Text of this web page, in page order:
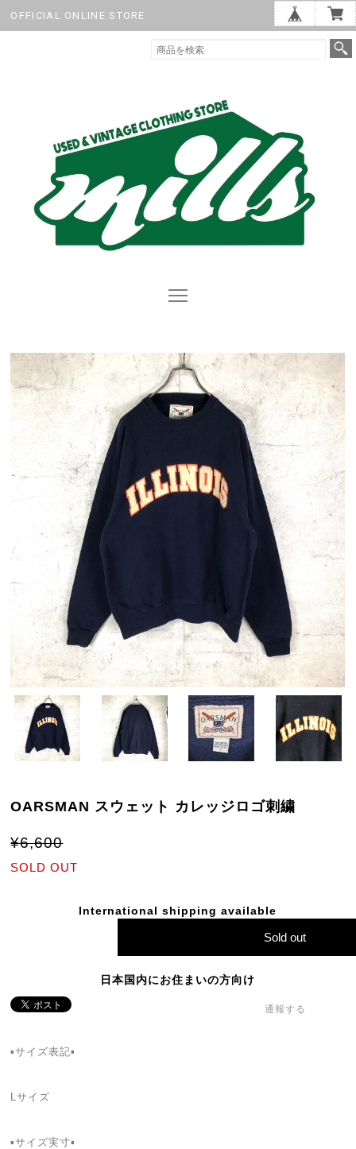
OFFICIAL ONLINE STORE
OARSMAN スウェット カレッジロゴ刺繍
¥6,600
SOLD OUT
International shipping available
Sold out
日本国内にお住まいの方向け
通報する
▪️サイズ表記▪️
Lサイズ
▪️サイズ実寸▪️